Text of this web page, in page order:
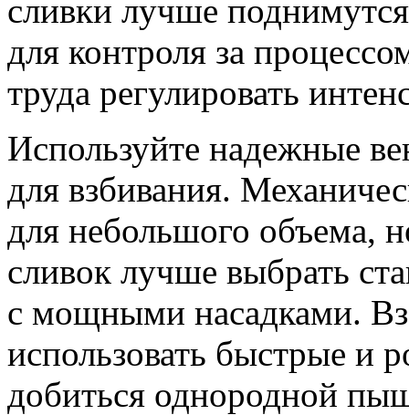
сливки лучше
для контроля за
труда регулировать
Используйте надежные
для взбивания.
для небольшого объема,
сливок лучше выбрать
с мощными насадками.
использовать быстрые и
добиться однородной